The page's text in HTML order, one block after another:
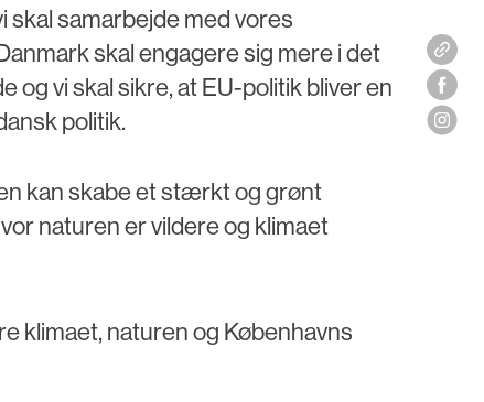
skal samarbejde med vores
skal engagere sig mere i det
og vi skal sikre, at EU-politik bliver en
politik.
kan skabe et stærkt og grønt
naturen er vildere og klimaet
klimaet, naturen og Københavns